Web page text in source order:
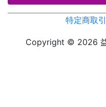
特定商取
Copyright © 2026